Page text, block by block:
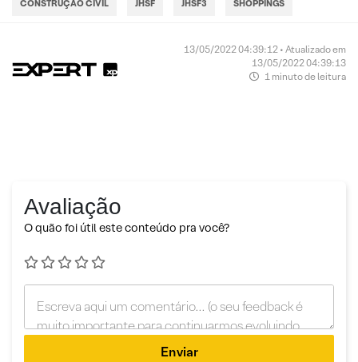
CONSTRUÇÃO CIVIL JHSF JHSF3 SHOPPINGS
13/05/2022 04:39:12 • Atualizado em
13/05/2022 04:39:13
1 minuto de leitura
Avaliação
O quão foi útil este conteúdo pra você?
Enviar